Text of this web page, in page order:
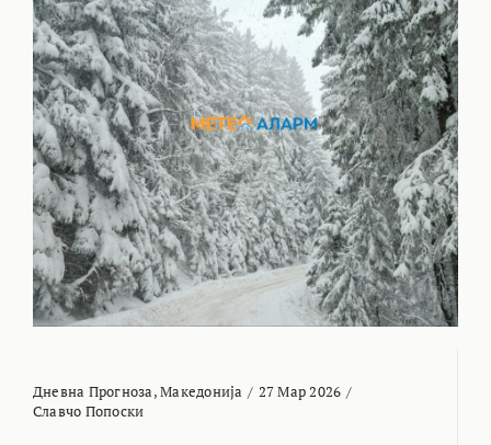
Дневна Прогноза,Македонија / 27 Мар 2026 /
Славчо Попоски